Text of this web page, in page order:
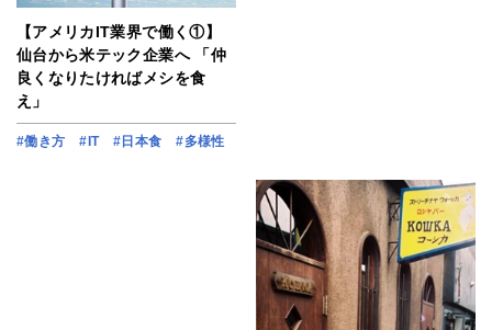
【アメリカIT業界で働く①】
仙台から米テック企業へ 「仲
良くなりたければメシを食
え」
#働き方 #IT #日本食 #多様性